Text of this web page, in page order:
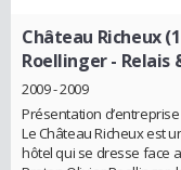
Château Richeux
Roellinger - Relais
2009 - 2009
Présentation d’entreprise
Le Château Richeux est
hôtel qui se dresse face